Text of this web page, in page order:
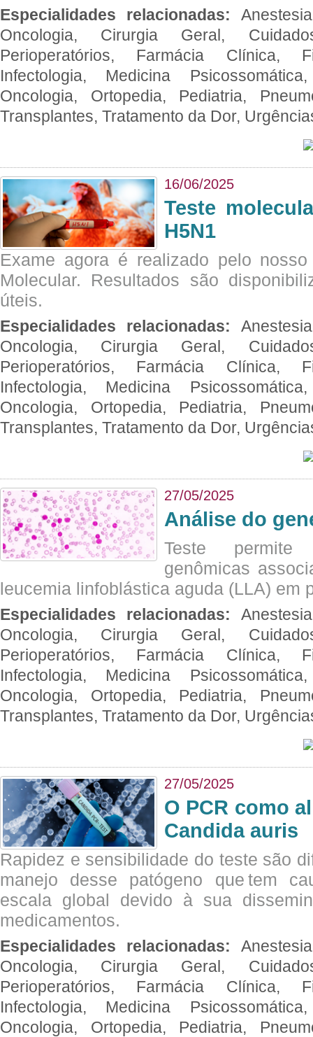
Especialidades relacionadas:
Oncologia, Cirurgia Geral,
Perioperatórios, Farmácia Clínica,
Infectologia, Medicina
Oncologia, Ortopedia, Pediatria,
Transplantes, Tratamento da Dor,
16/06/2025
Teste
H5N1
Exame agora é realizado pelo
Molecular. Resultados são
úteis.
Especialidades relacionadas:
Oncologia, Cirurgia Geral,
Perioperatórios, Farmácia Clínica,
Infectologia, Medicina
Oncologia, Ortopedia, Pediatria,
Transplantes, Tratamento da Dor,
27/05/2025
Análise do
Teste permite
genômicas
leucemia linfoblástica aguda (LLA) em
Especialidades relacionadas:
Oncologia, Cirurgia Geral,
Perioperatórios, Farmácia Clínica,
Infectologia, Medicina
Oncologia, Ortopedia, Pediatria,
Transplantes, Tratamento da Dor,
27/05/2025
O PCR como
Candida auris
Rapidez e sensibilidade do teste são
manejo desse patógeno que tem
escala global devido à sua
medicamentos.
Especialidades relacionadas:
Oncologia, Cirurgia Geral,
Perioperatórios, Farmácia Clínica,
Infectologia, Medicina
Oncologia, Ortopedia, Pediatria,